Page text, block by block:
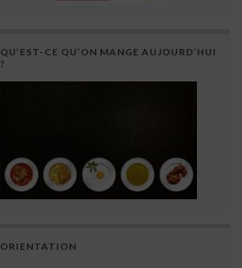
QU’EST-CE QU’ON MANGE AUJOURD’HUI
?
ORIENTATION